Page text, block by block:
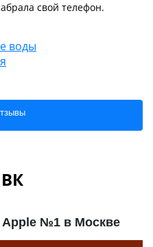
свой телефон.
воды
№1 в Москве